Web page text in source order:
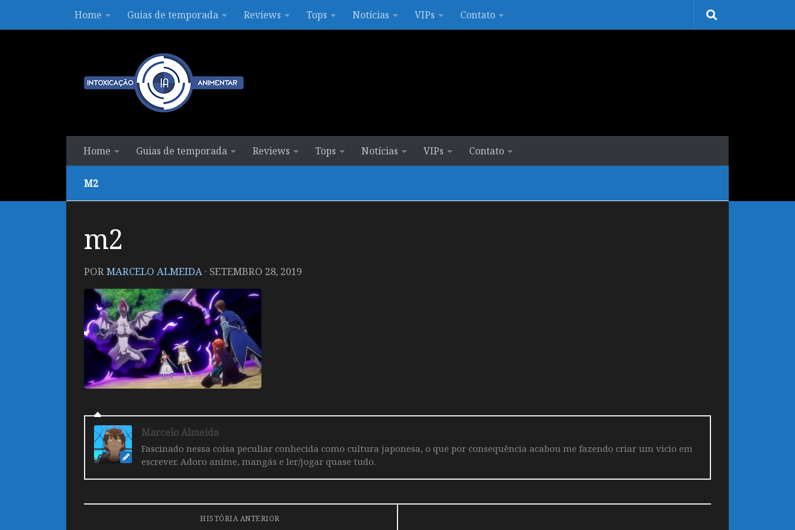
Skip to contentHome Guias de temporada Reviews Tops Notícias VIPs Contato
Home Guias de temporada Reviews Tops Notícias VIPs Contato
M2
m2
PORMARCELO ALMEIDA · SETEMBRO 28, 2019
Marcelo Almeida
Fascinado nessa coisa peculiar conhecida como cultura japonesa, o que por consequência acabou me fazendo criar um vicio em
escrever. Adoro anime, mangás e ler/jogar quase tudo.
HISTÓRIA ANTERIOR